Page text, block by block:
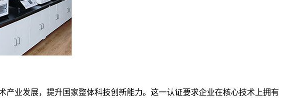
业发展，提升国家整体科技创新能力。这一认证要求企业在核心技术上拥有